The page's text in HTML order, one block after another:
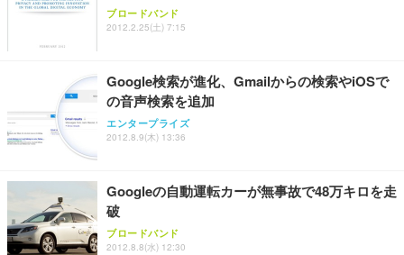
ブロードバンド
2012.2.25(土) 7:15
Google検索が進化、Gmailからの検索やiOSで
の音声検索を追加
エンタープライズ
2012.8.9(木) 13:36
Googleの自動運転カーが無事故で48万キロを走
破
ブロードバンド
2012.8.8(水) 12:30